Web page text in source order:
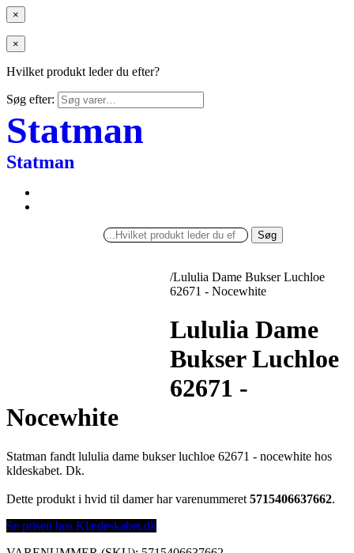
×
×
Hvilket produkt leder du efter?
Søg efter:
Statman
Statman
Søg
/Lululia Dame Bukser Luchloe
62671 - Nocewhite
Lululia Dame
Bukser Luchloe
62671 -
Nocewhite
Statman fandt lululia dame bukser luchloe 62671 - nocewhite hos
kldeskabet. Dk.
Dette produkt i hvid til damer har varenummeret 5715406637662.
Se prisen hos Klædeskabet.dk